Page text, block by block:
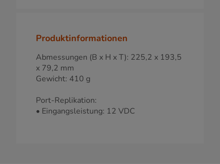
Produktinformationen
Abmessungen (B x H x T): 225,2 x 193,5
x 79,2 mm
Gewicht: 410 g
Port-Replikation:
• Eingangsleistung: 12 VDC